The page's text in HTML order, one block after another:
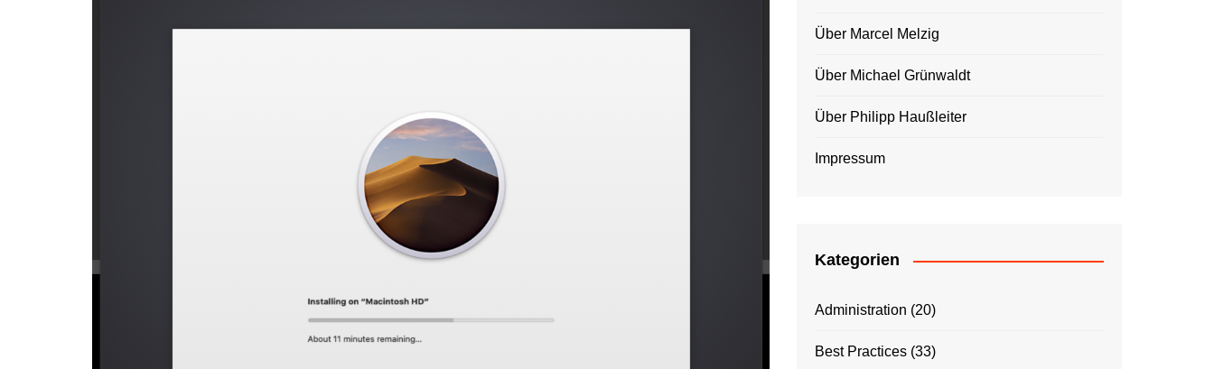
Über Marcel Melzig
Über Michael Grünwaldt
Über Philipp Haußleiter
Impressum
Kategorien
Administration (20)
Best Practices (33)